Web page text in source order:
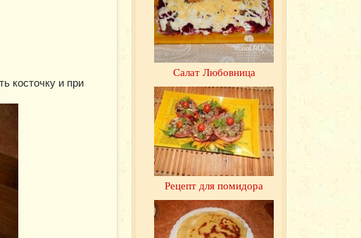
косточку и при
Салат Любовница
Рецепт для помидора